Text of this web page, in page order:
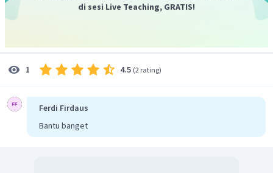
di sesi Live Teaching, GRATIS!
1 4.5 (2 rating)
Ferdi Firdaus
Bantu banget